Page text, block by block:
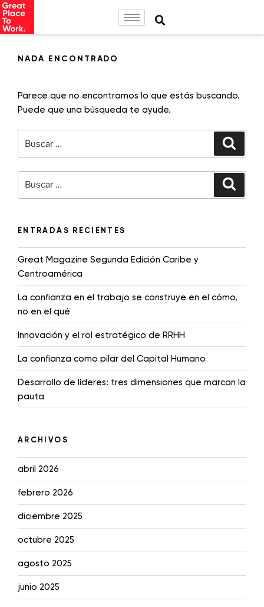
NADA ENCONTRADO
Parece que no encontramos lo que estás buscando.
Puede que una búsqueda te ayude.
ENTRADAS RECIENTES
Great Magazine Segunda Edición Caribe y
Centroamérica
La confianza en el trabajo se construye en el cómo,
no en el qué
Innovación y el rol estratégico de RRHH
La confianza como pilar del Capital Humano
Desarrollo de líderes: tres dimensiones que marcan la
pauta
ARCHIVOS
abril 2026
febrero 2026
diciembre 2025
octubre 2025
agosto 2025
junio 2025